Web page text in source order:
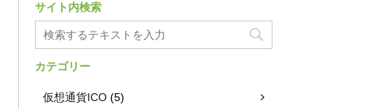
サイト内検索
カテゴリー
仮想通貨ICO (5)